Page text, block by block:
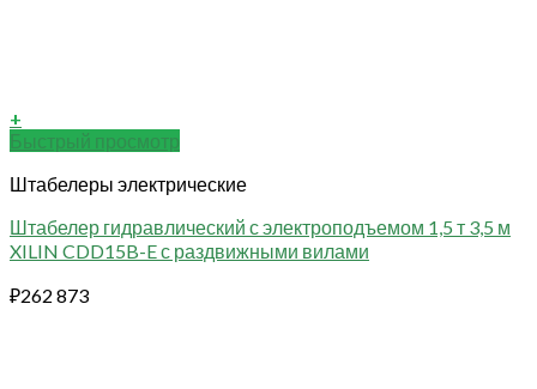
+
Быстрый просмотр
Штабелеры электрические
Штабелер гидравлический с электроподъемом 1,5 т 3,5 м
XILIN CDD15B-E с раздвижными вилами
₽262 873